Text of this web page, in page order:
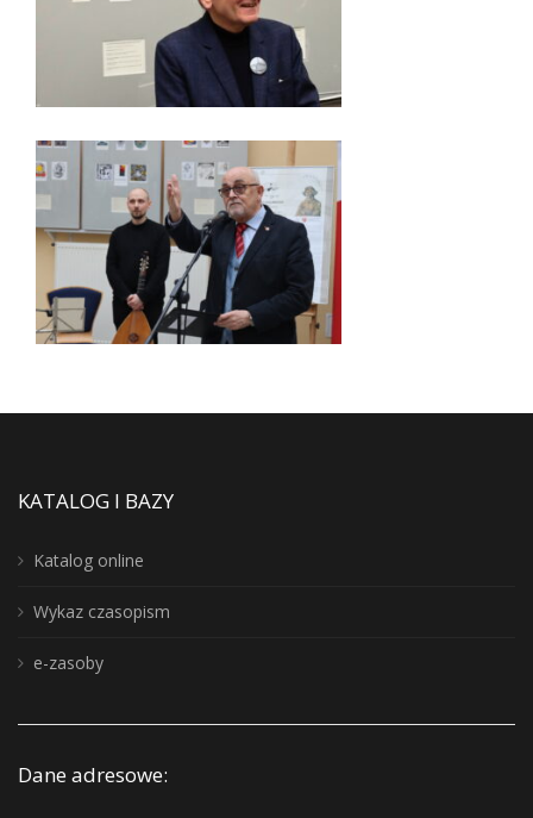
KATALOG I BAZY
Katalog online
Wykaz czasopism
e-zasoby
Dane adresowe: